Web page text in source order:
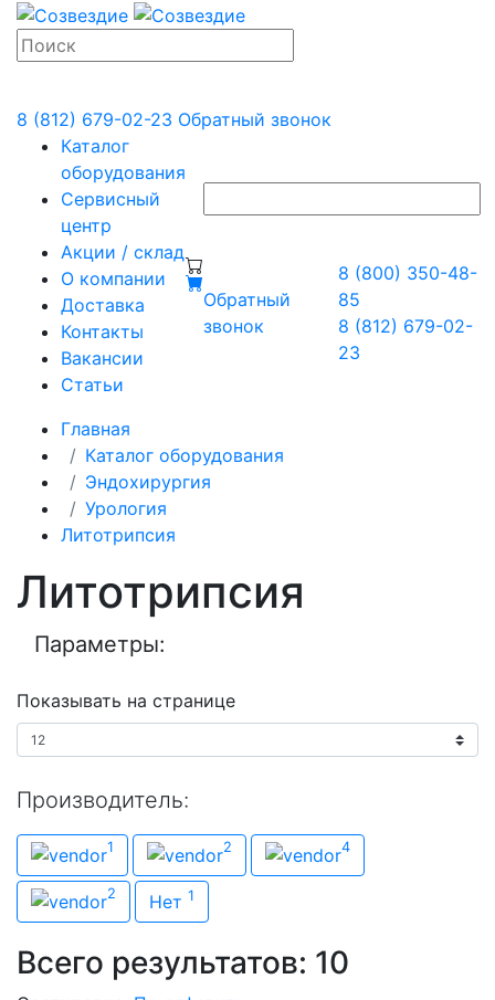
8 (812) 679-02-23 Обратный звонок
Каталог
оборудования
Сервисный
центр
Акции / склад
О компании
Доставка
Контакты
Вакансии
Статьи
Обратный
звонок
8 (800) 350-48-
85
8 (812) 679-02-
23
Главная
Каталог оборудования
Эндохирургия
Урология
Литотрипсия
Литотрипсия
Параметры:
Показывать на странице
Производитель:
Производитель
IPG Photonics Corporation
1 Karl Storz
2 Olympus
4
Richard Wolf
2 Нет 1
Всего результатов: 10